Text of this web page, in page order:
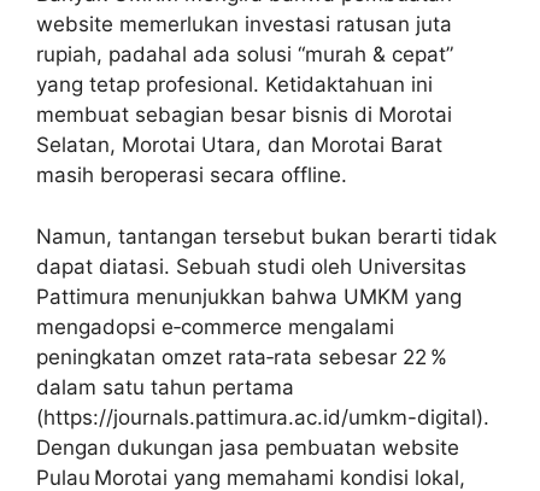
website memerlukan investasi ratusan juta
rupiah, padahal ada solusi “murah & cepat”
yang tetap profesional. Ketidaktahuan ini
membuat sebagian besar bisnis di Morotai
Selatan, Morotai Utara, dan Morotai Barat
masih beroperasi secara offline.
Namun, tantangan tersebut bukan berarti tidak
dapat diatasi. Sebuah studi oleh Universitas
Pattimura menunjukkan bahwa UMKM yang
mengadopsi e‑commerce mengalami
peningkatan omzet rata‑rata sebesar 22 %
dalam satu tahun pertama
(https://journals.pattimura.ac.id/umkm-digital).
Dengan dukungan jasa pembuatan website
Pulau Morotai yang memahami kondisi lokal,